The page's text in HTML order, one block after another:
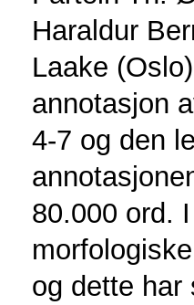
Haraldur
Laake
annotasjon
4-7 og den
80.000 ord.
og dette har